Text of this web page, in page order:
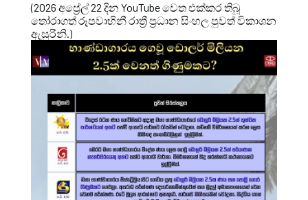
(2026 අප්‍රේල් 22 දින YouTube වෙත එක්කර තිබූ
තෝරාගත් රූපවාහිනී රාත්‍රී ප්‍රධාන සිංහල පුවත් විකාශන
ඇසුරිනි.)